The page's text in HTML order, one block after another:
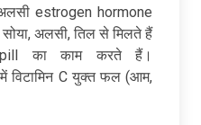
estrogen hormone
अलसी, तिल से मिलते हैं
pill का काम करते हैं।
विटामिन C युक्त फल (आम,